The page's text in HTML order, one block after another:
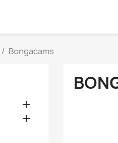
Bongacams

